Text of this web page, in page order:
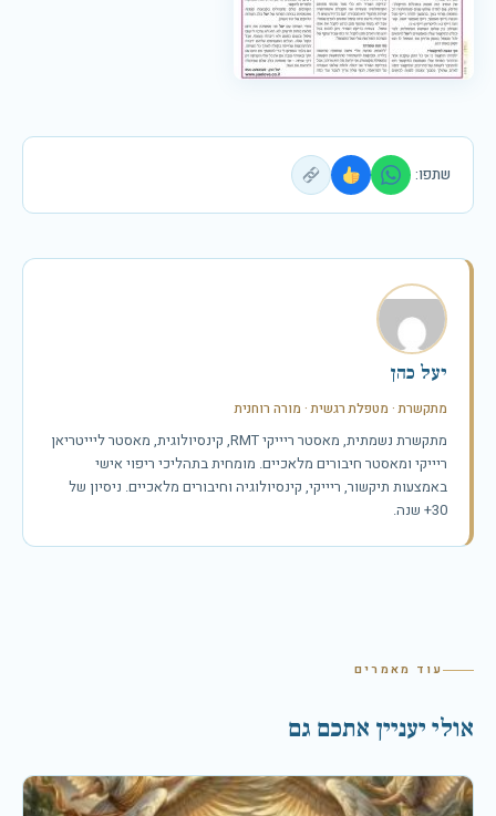
שתפו:
יעל כהן
מתקשרת · מטפלת רגשית · מורה רוחנית
מתקשרת נשמתית, מאסטר ריייקי RMT, קינסיולוגית, מאסטר ליייטריאן
ריייקי ומאסטר חיבורים מלאכיים. מומחית בתהליכי ריפוי אישי
באמצעות תיקשור, ריייקי, קינסיולוגיה וחיבורים מלאכיים. ניסיון של
30+ שנה.
עוד מאמרים
אולי יעניין אתכם גם